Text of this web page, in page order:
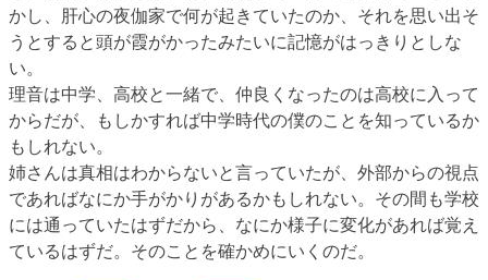
かし、肝心の夜伽家で何が起きていたのか、それを思い出そ
うとすると頭が霞がかったみたいに記憶がはっきりとしな
い。
理音は中学、高校と一緒で、仲良くなったのは高校に入って
からだが、もしかすれば中学時代の僕のことを知っているか
もしれない。
姉さんは真相はわからないと言っていたが、外部からの視点
であればなにか手がかりがあるかもしれない。その間も学校
には通っていたはずだから、なにか様子に変化があれば覚え
ているはずだ。そのことを確かめにいくのだ。